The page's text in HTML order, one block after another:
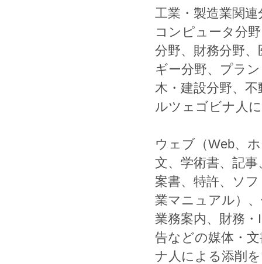
工業 ・ 製造業関連
コンピュータ 分
分野、 財務分野、
ギー分野、 プラ
木 ・ 建設分野、 不
ルツェゴビナ人
ウェブ （Web、
文、 学術書、 記事
案書、 特許、
ソ
業マニュアル）、
業務案内、 財務 ・
告などの媒体・
ナ人 による添削